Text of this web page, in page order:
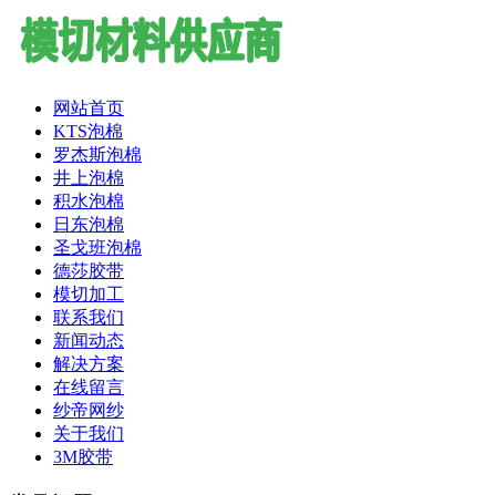
网站首页
KTS泡棉
罗杰斯泡棉
井上泡棉
积水泡棉
日东泡棉
圣戈班泡棉
德莎胶带
模切加工
联系我们
新闻动态
解决方案
在线留言
纱帝网纱
关于我们
3M胶带